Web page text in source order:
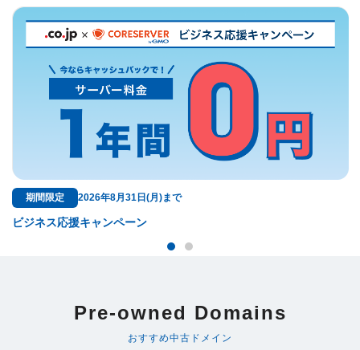
無料特典
Pre-owned Domains
おすすめ中古ドメイン